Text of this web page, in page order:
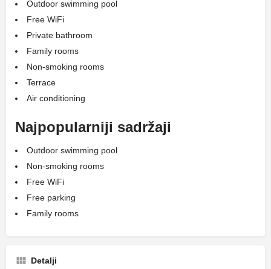
Outdoor swimming pool
Free WiFi
Private bathroom
Family rooms
Non-smoking rooms
Terrace
Air conditioning
Najpopularniji sadržaji
Outdoor swimming pool
Non-smoking rooms
Free WiFi
Free parking
Family rooms
Detalji